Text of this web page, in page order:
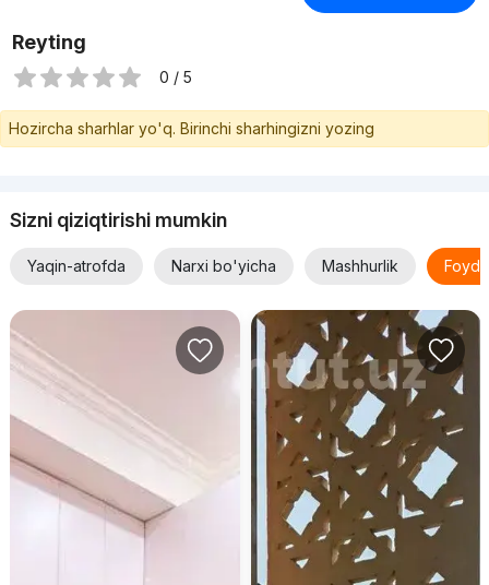
Reyting
0 / 5
Hozircha sharhlar yo'q. Birinchi sharhingizni yozing
Sizni qiziqtirishi mumkin
Yaqin-atrofda Narxi bo'yicha Mashhurlik